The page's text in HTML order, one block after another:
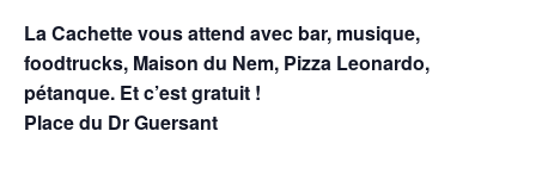
La Cachette vous attend avec bar, musique,
foodtrucks, Maison du Nem, Pizza Leonardo,
pétanque. Et c’est gratuit !
Place du Dr Guersant